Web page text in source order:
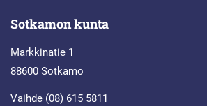
Sotkamon kunta
Markkinatie 1
88600 Sotkamo
Vaihde (08) 615 5811